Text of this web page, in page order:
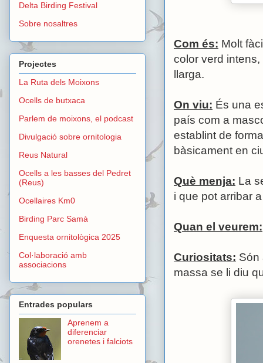
Com és: Molt
color verd
llarga.
On viu: És una
país com a
establint de
bàsicament en
Què menja: La
i que pot arribar
Quan el veurem:
Curiositats: Són
massa se li diu
Delta Birding Festival
Sobre nosaltres
Projectes
La Ruta dels Moixons
Ocells de butxaca
Parlem de moixons, el podcast
Divulgació sobre ornitologia
Reus Natural
Ocells a les basses del Pedret
(Reus)
Ocellaires Km0
Birding Parc Samà
Enquesta ornitològica 2025
Col·laboració amb
associacions
Entrades populars
Aprenem a
diferenciar
orenetes i falciots